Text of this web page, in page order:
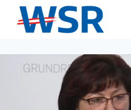
Inhalt
springen